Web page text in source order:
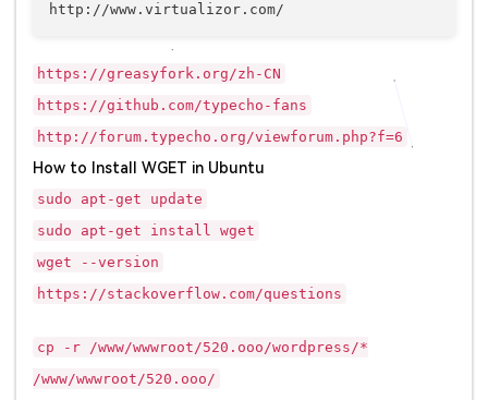
http://www.virtualizor.com/
https://greasyfork.org/zh-CN
https://github.com/typecho-fans
http://forum.typecho.org/viewforum.php?f=6
How to Install WGET in Ubuntu
sudo apt-get update
sudo apt-get install wget
wget --version
https://stackoverflow.com/questions
cp -r /www/wwwroot/520.ooo/wordpress/*
/www/wwwroot/520.ooo/